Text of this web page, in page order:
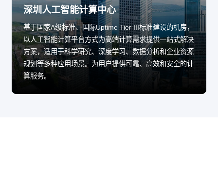
深圳人工智能计算中心
基于国家A级标准、国际Uptime Tier III标准建设的机房，
以人工智能计算平台方式为高端计算需求提供一站式解决
方案，适用于科学研究、深度学习、数据分析和企业资源
规划等多种应用场景。为用户提供可靠、高效和安全的计
算服务。